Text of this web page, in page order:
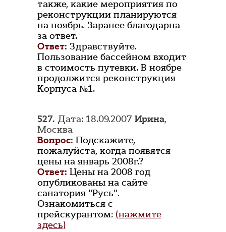
также, какие мероприятия по
реконструкции планируются
на ноябрь. Заранее благодарна
за ответ.
Ответ: Здравствуйте.
Пользование бассейном входит
в стоимость путевки. В ноябре
продолжится реконструкция
Корпуса №1.
527. Дата: 18.09.2007 Ирина,
Москва
Вопрос: Подскажите,
пожалуйста, когда появятся
цены на январь 2008г.?
Ответ: Цены на 2008 год
опубликованы на сайте
санатория "Русь".
Ознакомиться с
прейскурантом: (нажмите
здесь)